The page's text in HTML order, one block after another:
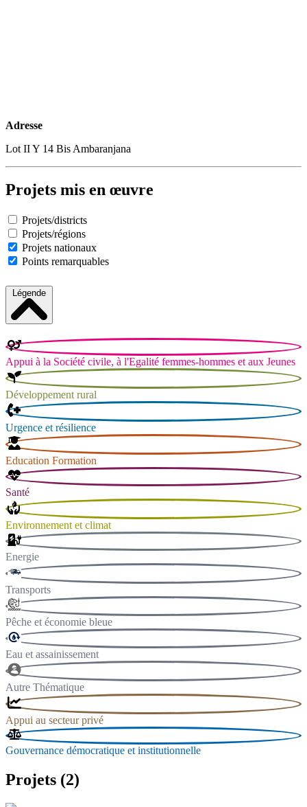
Adresse
Lot II Y 14 Bis Ambaranjana
Projets mis en œuvre
Projets/districts
Projets/régions
Projets nationaux
Points remarquables
Légende
Appui à la Société civile, à l'Egalité femmes-hommes et aux Jeunes
Développement rural
Urgence et résilience
Education Formation
Santé
Environnement et climat
Energie
Transports
Pêche et économie bleue
Eau et assainissement
Autre Thématique
Appui au secteur privé
Gouvernance démocratique et institutionnelle
Projets (2)